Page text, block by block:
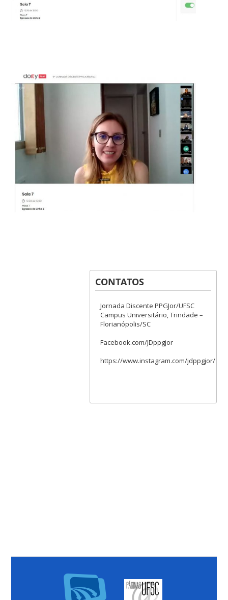
CONTATOS
Jornada Discente PPGJor/UFSC
Campus Universitário, Trindade –
Florianópolis/SC
Facebook.com/JDppgjor
https://www.instagram.com/jdppgjor/